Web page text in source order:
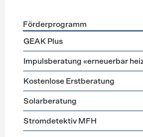
Förderprogramme
Förderprogramm
GEAK Plus
Impulsberatung «erneuerbar
Kostenlose Erstberatung
Solarberatung
Stromdetektiv MFH